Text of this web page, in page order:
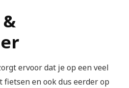
ervoor dat je op een veel
en ook dus eerder op